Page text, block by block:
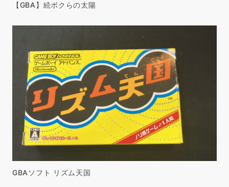
【GBA】続ボクらの太陽
GBAソフト リズム天国